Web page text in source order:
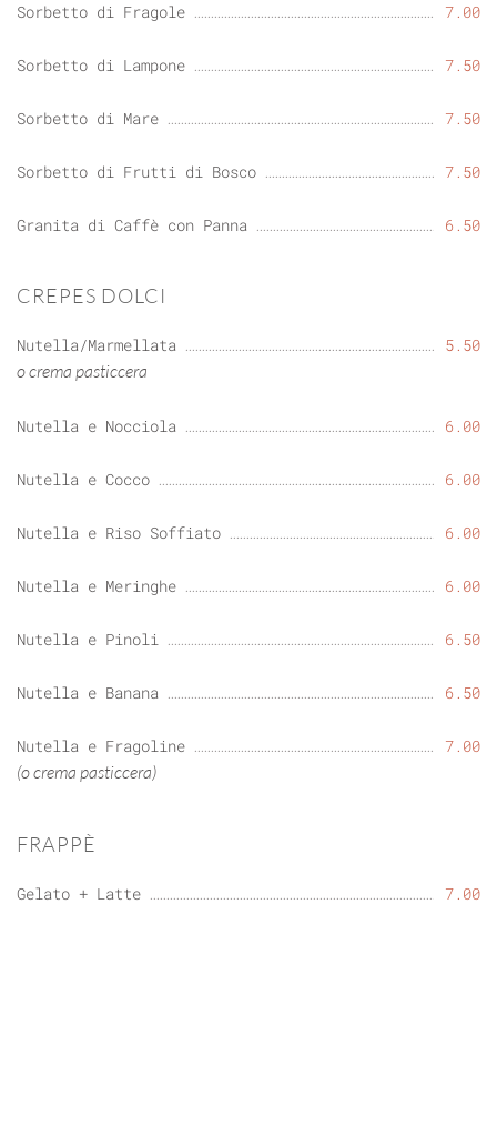
Sorbetto di Fragole 7.00
Sorbetto di Lampone 7.50
Sorbetto di Mare 7.50
Sorbetto di Frutti di Bosco 7.50
Granita di Caffè con Panna 6.50
CREPES DOLCI
Nutella/Marmellata 5.50
o crema pasticcera
Nutella e Nocciola 6.00
Nutella e Cocco 6.00
Nutella e Riso Soffiato 6.00
Nutella e Meringhe 6.00
Nutella e Pinoli 6.50
Nutella e Banana 6.50
Nutella e Fragoline 7.00
(o crema pasticcera)
FRAPPÈ
Gelato + Latte 7.00